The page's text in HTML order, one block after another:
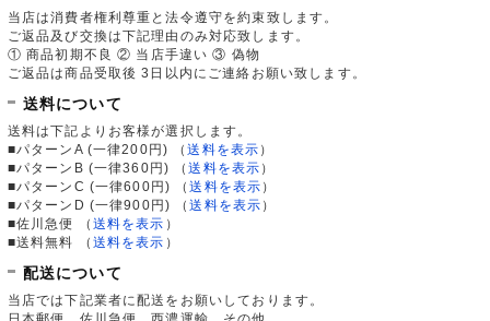
当店は消費者権利尊重と法令遵守を約束致します。
ご返品及び交換は下記理由のみ対応致します。
① 商品初期不良 ② 当店手違い ③ 偽物
ご返品は商品受取後 3日以内にご連絡お願い致します。
送料について
送料は下記よりお客様が選択します。
■パターンA (一律200円)
（送料を表示 ）
■パターンB (一律360円)
（送料を表示 ）
■パターンC (一律600円)
（送料を表示 ）
■パターンD (一律900円)
（送料を表示 ）
■佐川急便
（ 送料を表示 ）
■送料無料
（ 送料を表示 ）
配送について
当店では下記業者に配送をお願いしております。
日本郵便、佐川急便、西濃運輸、その他